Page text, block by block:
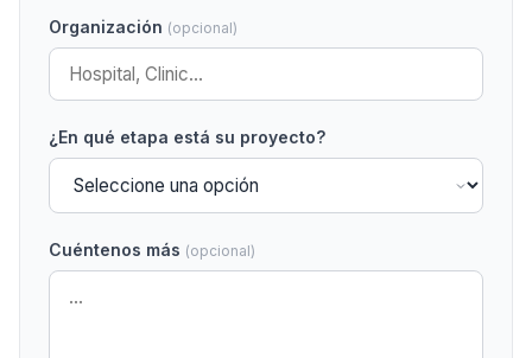
Organización (opcional)
¿En qué etapa está su proyecto?
Cuéntenos más (opcional)